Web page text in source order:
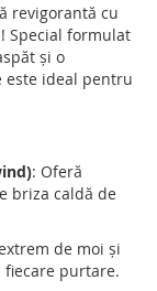
revigorantă cu
Special formulat
și o
este ideal pentru
: Oferă
briza caldă de
de moi și
purtare.